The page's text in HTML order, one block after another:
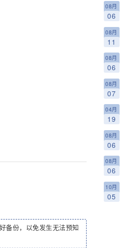
备份，以免发生无法预知
08月
06
08月
11
08月
06
08月
07
04月
19
08月
06
08月
06
10月
05